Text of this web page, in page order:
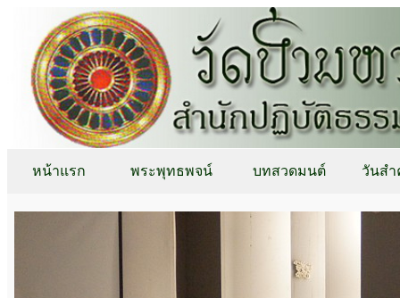
หน้าแรก พระพุทธพจน์ บทสวดมนต์ วันส